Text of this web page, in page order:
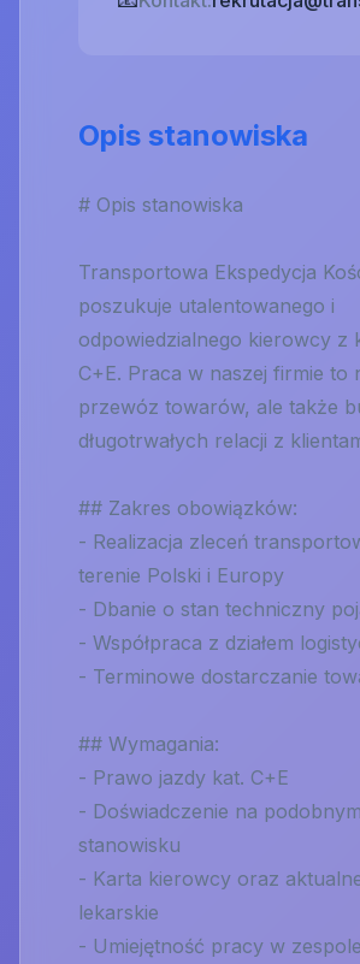
Opis stanowiska
# Opis stanowiska
Transportowa Ekspedycja
poszukuje utalentowanego i
odpowiedzialnego kierowcy z
C+E. Praca w naszej firmie to
przewóz towarów, ale także
długotrwałych relacji z
## Zakres obowiązków:
- Realizacja zleceń
terenie Polski i Europy
- Dbanie o stan techniczny
- Współpraca z działem
- Terminowe dostarczanie
## Wymagania:
- Prawo jazdy kat. C+E
- Doświadczenie na podobnym
stanowisku
- Karta kierowcy oraz
lekarskie
- Umiejętność pracy w